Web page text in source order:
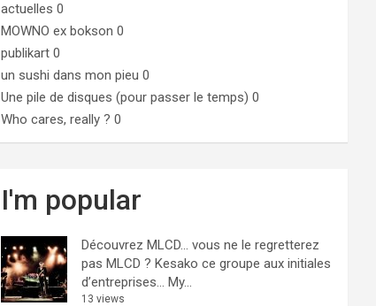
actuelles 0
MOWNO ex bokson 0
publikart 0
un sushi dans mon pieu 0
Une pile de disques (pour passer le temps) 0
Who cares, really ? 0
I'm popular
Découvrez MLCD… vous ne le regretterez
pas MLCD ? Kesako ce groupe aux initiales
d’entreprises… My...
13 views